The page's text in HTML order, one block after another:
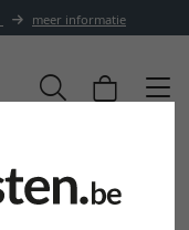
meer informatie